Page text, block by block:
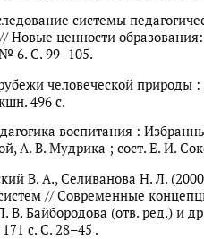
системы
Новые ценности
6. С. 99–105.
человеческой природы :
496 с.
воспитания :
А. В. Мудрика ; сост. Е. И.
В. А., Селиванова Н. Л.
// Современные
Байбородова (отв. ред.) и
с. С. 28–45 .